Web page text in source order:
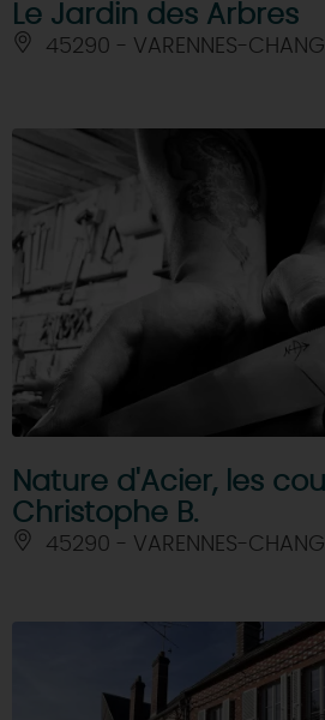
Le Jardin des Arbres
45290 - VARENNES-
Nature d'Acier, les
Christophe B.
45290 - VARENNES-